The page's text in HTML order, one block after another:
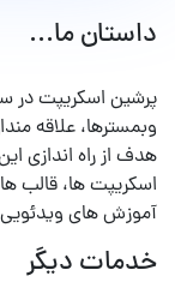
داستان ما...
وبمسترها، علاقه
هدف از راه اندازی
اسکریپت ها، قالب
آموزش های ویدئویی
خدمات دیگر